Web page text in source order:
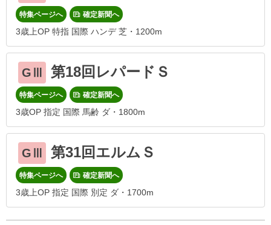
特集ページへ 確定新聞へ
3歳上OP 特指 国際 ハンデ 芝・1200m
GⅢ 第18回レパードＳ
特集ページへ 確定新聞へ
3歳OP 指定 国際 馬齢 ダ・1800m
GⅢ 第31回エルムＳ
特集ページへ 確定新聞へ
3歳上OP 指定 国際 別定 ダ・1700m